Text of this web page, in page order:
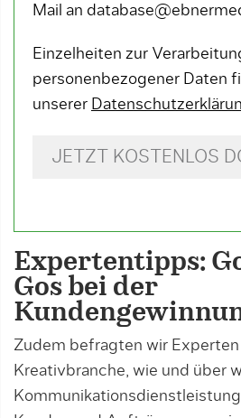
Mail an
Einzelheiten zur
personenbezogener Daten
unserer
JETZT KOSTENLOS
Expertentipps:
Gos bei der
Zudem befragten wir Experten
Kreativbranche, wie und über